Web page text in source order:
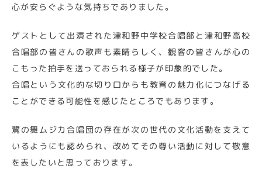
心が安らぐような気持ちでありました。
ゲストとして出演された津和野中学校合唱部と津和野高校
合唱部の皆さんの歌声も素晴らしく、観客の皆さんが心の
こもった拍手を送っておられる様子が印象的でした。
合唱という文化的な切り口からも教育の魅力化につなげる
ことができる可能性を感じたところでもあります。
鷺の舞ムジカ合唱団の存在が次の世代の文化活動を支えて
いるようにも認められ、改めてその尊い活動に対して敬意
を表したいと思っております。